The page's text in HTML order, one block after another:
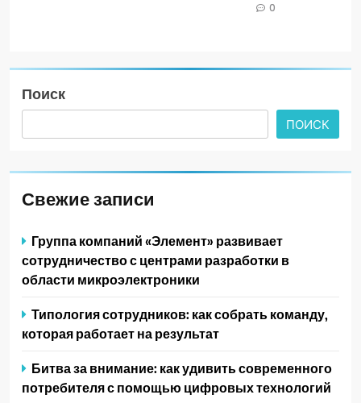
0
Поиск
ПОИСК
Свежие записи
Группа компаний «Элемент» развивает
сотрудничество с центрами разработки в
области микроэлектроники
Типология сотрудников: как собрать команду,
которая работает на результат
Битва за внимание: как удивить современного
потребителя с помощью цифровых технологий